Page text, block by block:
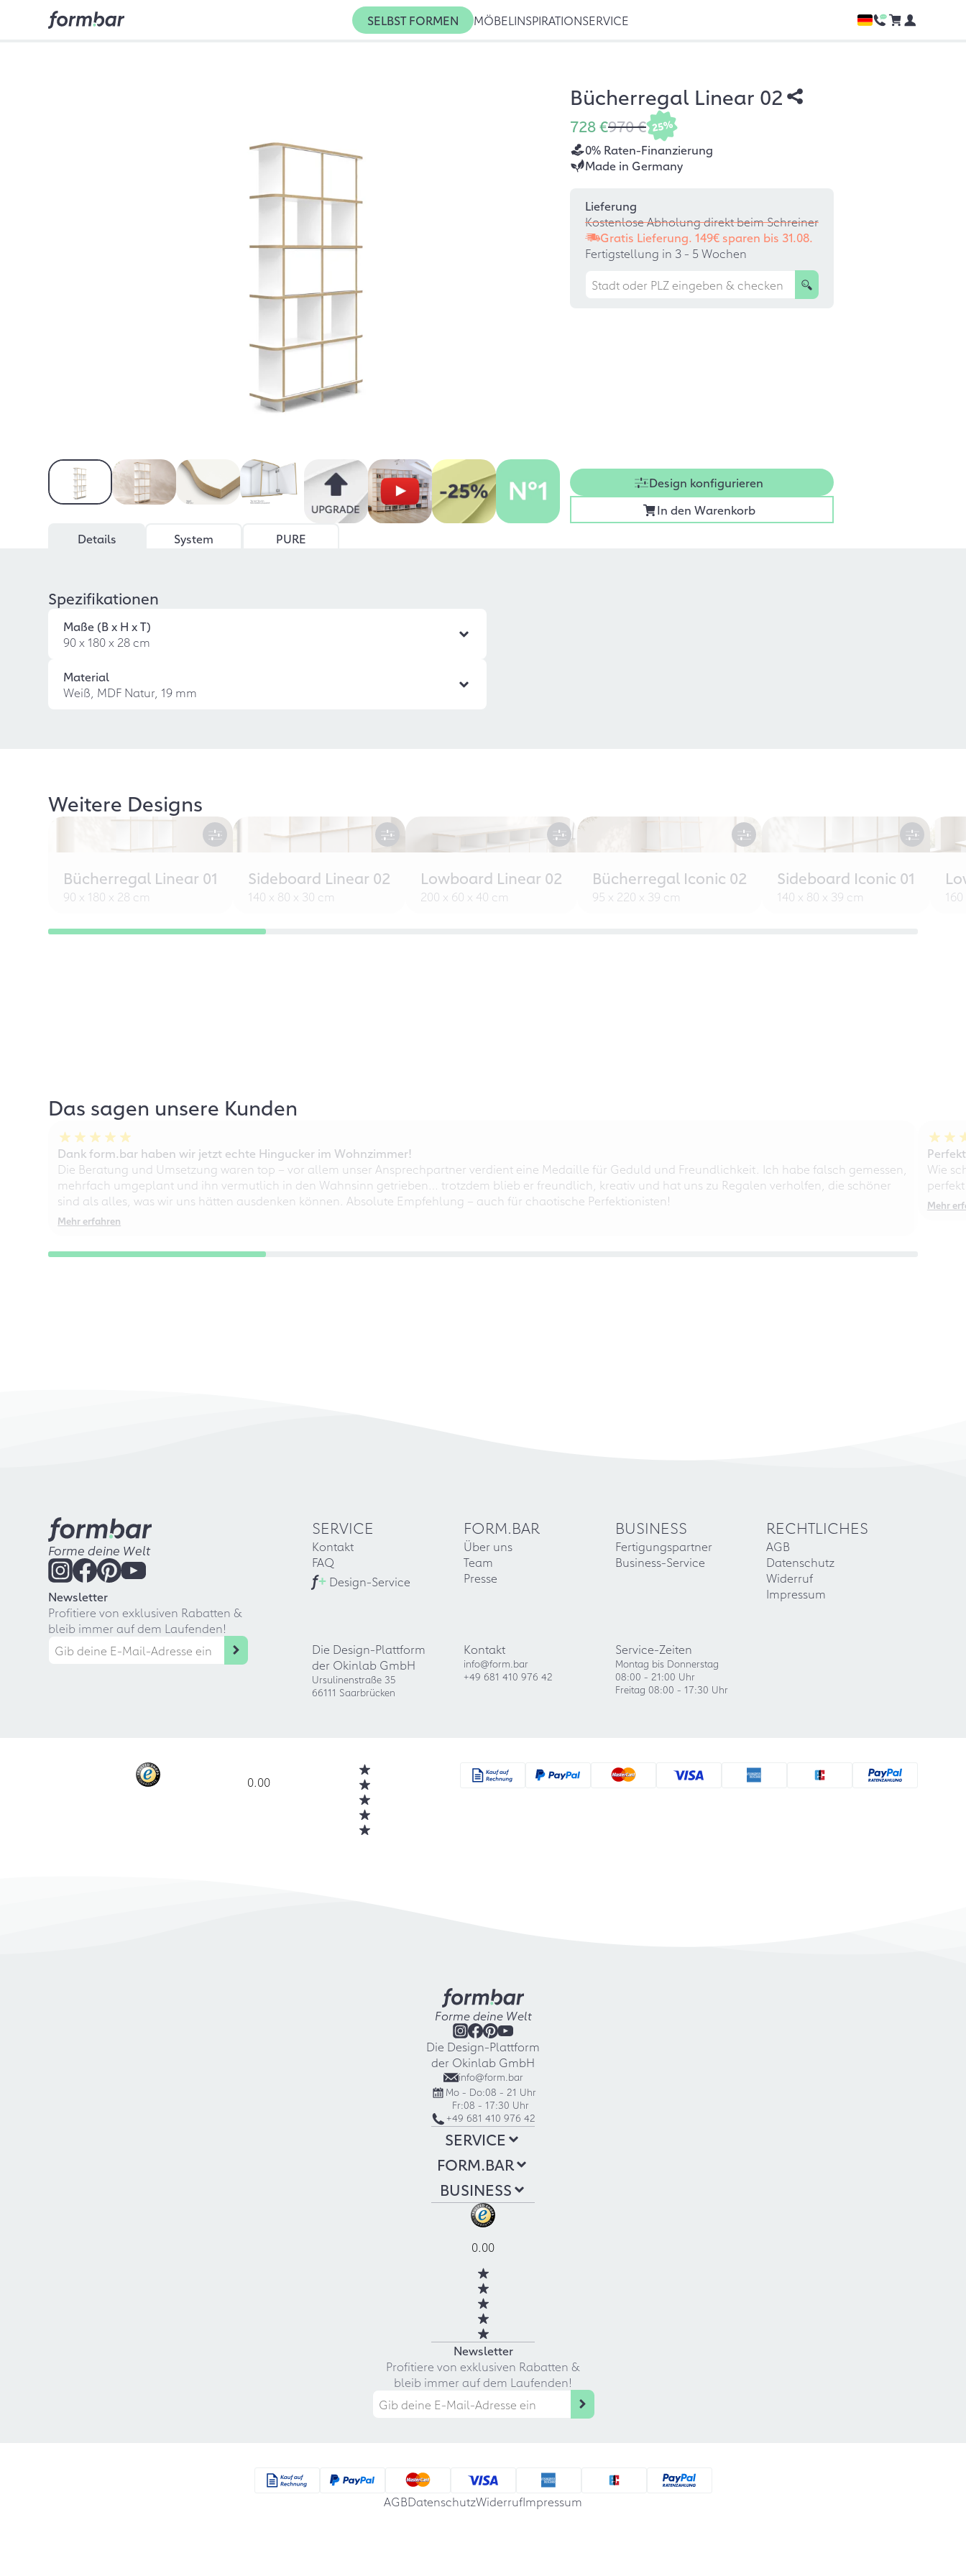
SELBST FORMEN MÖBEL INSPIRATIONSERVICE
Bücherregal Linear 02
728 €970 € 25%
0% Raten-Finanzierung
Made in Germany
Lieferung
Kostenlose Abholung direkt beim Schreiner
Gratis Lieferung. 149€ sparen bis 31.08.
Fertigstellung in 3 - 5 Wochen
Design konfigurieren
In den Warenkorb
Details
System PURE
Spezifikationen
Maße (B x H x T)
90 x 180 x 28 cm
Material
Weiß, MDF Natur, 19 mm
Weitere Designs
Bücherregal Linear 01
90 x 180 x 28 cm
Sideboard Linear 02
140 x 80 x 30 cm
Lowboard Linear 02
200 x 60 x 40 cm
Bücherregal Iconic 02
95 x 220 x 39 cm
Sideboard Iconic 01
140 x 80 x 39 cm
Das sagen unsere Kunden
Dank form.bar haben wir jetzt echte Hingucker im Wohnzimmer!
Die Beratung und Umsetzung waren top – vor allem unser Ansprechpartner verdient eine Medaille für Geduld und Freundlichkeit. Ich habe falsch gemessen,
mehrfach umgeplant und ihn vermutlich in den Wahnsinn getrieben… trotzdem blieb er freundlich, kreativ und hat uns zu Regalen verholfen, die schöner
sind als alles, was wir uns hätten ausdenken können. Absolute Empfehlung – auch für chaotische Perfektionisten!
Mehr erfahren
Wie
Mehr
Forme deine Welt
Newsletter
Profitiere von exklusiven Rabatten &
bleib immer auf dem Laufenden!
SERVICE
Kontakt
FAQ
f+ Design-Service
FORM.BAR
Über uns
Team
Presse
BUSINESS
Fertigungspartner
Business-Service
RECHTLICHES
AGB
Datenschutz
Widerruf
Impressum
Die Design-Plattform
der Okinlab GmbH
Ursulinenstraße 35
66111 Saarbrücken
Kontakt
info@form.bar
+49 681 410 976 42
Service-Zeiten
Montag bis Donnerstag
08:00 - 21:00 Uhr
Freitag 08:00 - 17:30 Uhr
0.00
Forme deine Welt
Die Design-Plattform
der Okinlab GmbH
info@form.bar
Mo - Do:08 - 21 Uhr
Fr:08 - 17:30 Uhr
+49 681 410 976 42
SERVICE
FORM.BAR
BUSINESS
0.00
Newsletter
Profitiere von exklusiven Rabatten &
bleib immer auf dem Laufenden!
AGBDatenschutzWiderrufImpressum